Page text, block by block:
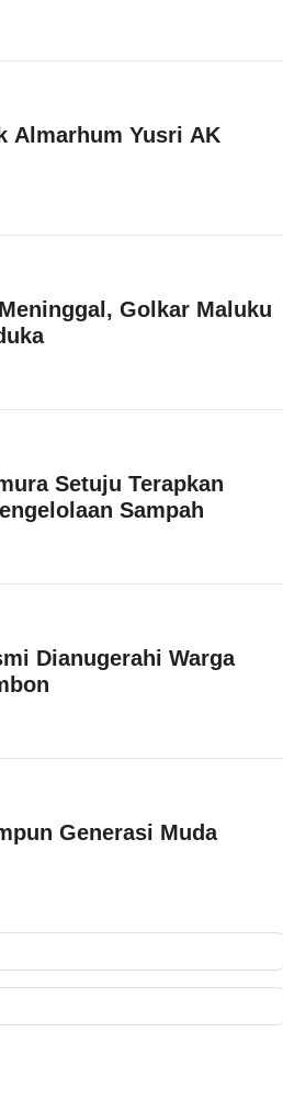
Almarhum Yusri AK
Golkar Maluku
Setuju Terapkan
Sampah
Dianugerahi Warga
Generasi Muda